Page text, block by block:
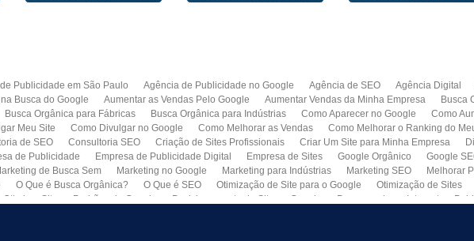
Publicidade em São Paulo Agência de Publicidade no Google Agência de SEO Agência Digital
Busca do Google Aumentar as Vendas Pelo Google Aumentar Vendas da Minha Empresa
Busca
Busca Orgânica para Fábricas Busca Orgânica para Indústrias Como Aparecer no Google
Como
Meu Site Como Divulgar no Google Como Melhorar as Vendas
Como Melhorar o Ranking do
de SEO Consultoria SEO Criação de Sites Profissionais Criar Um Site para Minha Empresa
de Publicidade Empresa de Publicidade Digital Empresa de Sites Google Orgânico Google
de Busca Sem Marketing no Google Marketing para Indústrias Marketing SEO
Melhorar
O Que é Busca Orgânica? O Que é SEO Otimização de Site para o Google
Otimização de Sites
Otimizar Site Padrões do Google Posicionamento de Site no Google Propaganda na Internet